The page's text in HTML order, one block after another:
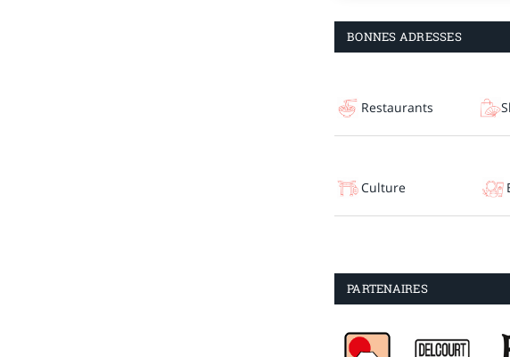
BONNES ADRESSES
Restaurants
Culture
PARTENAIRES